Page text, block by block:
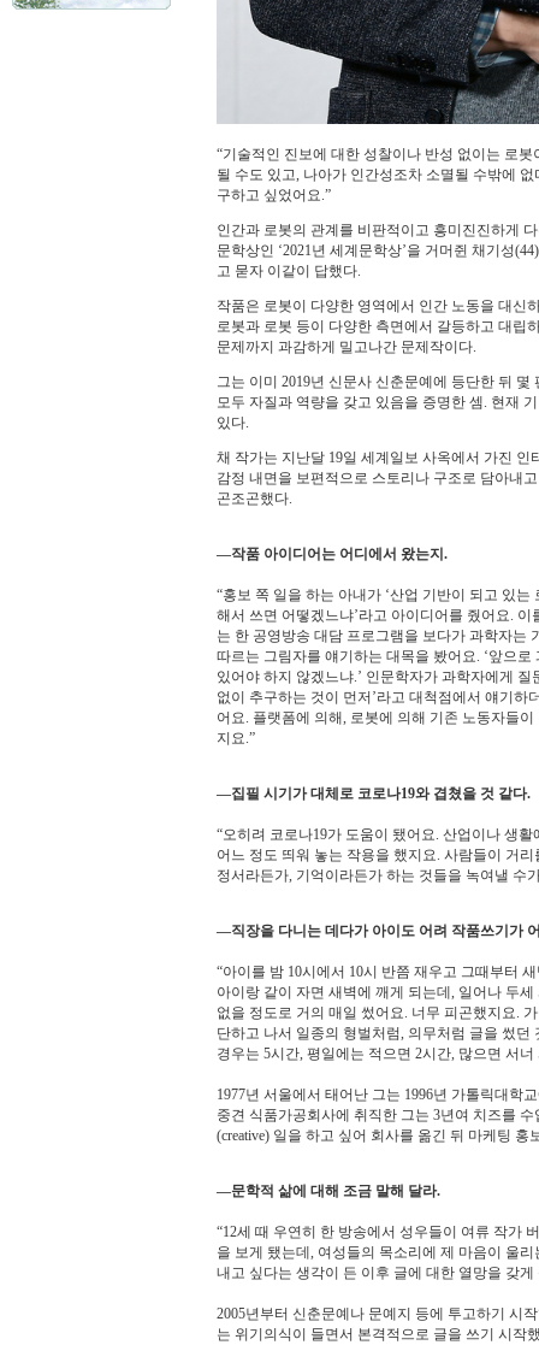
“기술적인 진보에 대한 성찰이나 반성 없이는 로
될 수도 있고, 나아가 인간성조차 소멸될 수밖에
구하고 싶었어요.”
인간과 로봇의 관계를 비판적이고 흥미진진하게
문학상인 ‘2021년 세계문학상’을 거머쥔 채기성
고 묻자 이같이 답했다.
작품은 로봇이 다양한 영역에서 인간 노동을 대신
로봇과 로봇 등이 다양한 측면에서 갈등하고 대립
문제까지 과감하게 밀고나간 문제작이다.
그는 이미 2019년 신문사 신춘문예에 등단한 뒤
모두 자질과 역량을 갖고 있음을 증명한 셈. 현재
있다.
채 작가는 지난달 19일 세계일보 사옥에서 가진 인
감정 내면을 보편적으로 스토리나 구조로 담아내
곤조곤했다.
―작품 아이디어는 어디에서 왔는지.
“홍보 쪽 일을 하는 아내가 ‘산업 기반이 되고 있
해서 쓰면 어떻겠느냐’라고 아이디어를 줬어요.
는 한 공영방송 대담 프로그램을 보다가 과학자는
따르는 그림자를 얘기하는 대목을 봤어요. ‘앞으
있어야 하지 않겠느냐.’ 인문학자가 과학자에게
없이 추구하는 것이 먼저’라고 대척점에서 얘기
어요. 플랫폼에 의해, 로봇에 의해 기존 노동자들
지요.”
―집필 시기가 대체로 코로나19와 겹쳤을 것 같다.
“오히려 코로나19가 도움이 됐어요. 산업이나 생
어느 정도 띄워 놓는 작용을 했지요. 사람들이 거
정서라든가, 기억이라든가 하는 것들을 녹여낼 수
―직장을 다니는 데다가 아이도 어려 작품쓰기가
“아이를 밤 10시에서 10시 반쯤 재우고 그때부터
아이랑 같이 자면 새벽에 깨게 되는데, 일어나 두
없을 정도로 거의 매일 썼어요. 너무 피곤했지요.
단하고 나서 일종의 형벌처럼, 의무처럼 글을 썼
경우는 5시간, 평일에는 적으면 2시간, 많으면 서
1977년 서울에서 태어난 그는 1996년 가톨릭대학
중견 식품가공회사에 취직한 그는 3년여 치즈를
(creative) 일을 하고 싶어 회사를 옮긴 뒤 마케팅
―문학적 삶에 대해 조금 말해 달라.
“12세 때 우연히 한 방송에서 성우들이 여류 작가
을 보게 됐는데, 여성들의 목소리에 제 마음이 울
내고 싶다는 생각이 든 이후 글에 대한 열망을 갖
2005년부터 신춘문예나 문예지 등에 투고하기 시
는 위기의식이 들면서 본격적으로 글을 쓰기 시작